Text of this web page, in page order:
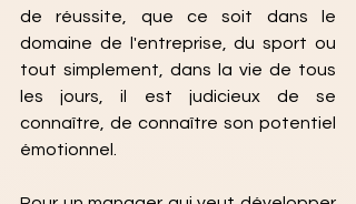
de réussite, que ce soit dans le
domaine de l'entreprise, du sport ou
tout simplement, dans la vie de tous
les jours, il est judicieux de se
connaître, de connaître son potentiel
émotionnel.